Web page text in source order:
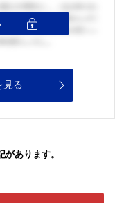
見る
あります。